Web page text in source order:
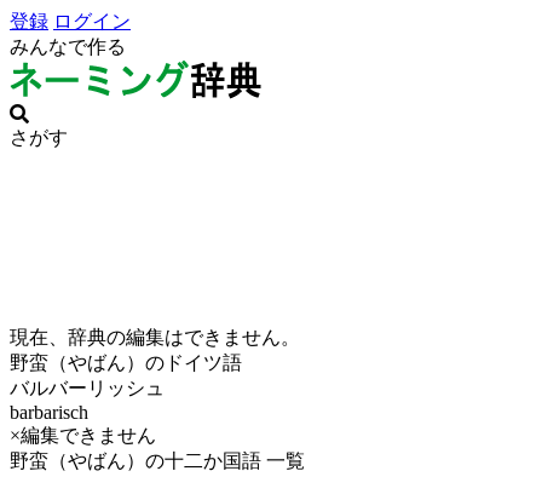
登録 ログイン
みんなで作る
さがす
現在、辞典の編集はできません。
野蛮（やばん）のドイツ語
バルバーリッシュ
barbarisch
×編集できません
野蛮（やばん）の十二か国語 一覧